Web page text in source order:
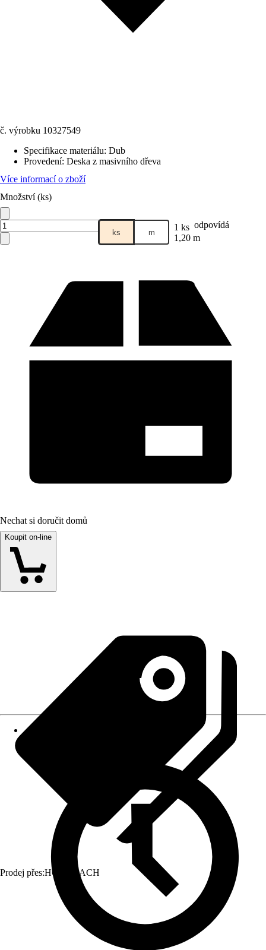
č. výrobku 10327549
Specifikace materiálu: Dub
Provedení: Deska z masivního dřeva
Více informací o zboží
Množství (ks)
ks m 1 ks odpovídá
1,20 m
Nechat si doručit domů
Koupit on-line
Prodej přes:HORNBACH